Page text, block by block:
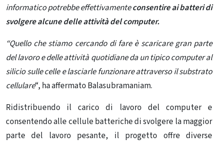
informatico potrebbe effettivamenteconsentire ai batteri di
svolgere alcune delle attività del computer.
“Quello che stiamo cercando di fare è scaricare gran parte
del lavoro e delle attività quotidiane da un tipico computer al
silicio sulle celle e lasciarle funzionare attraverso il substrato
cellulare“, ha affermato Balasubramaniam.
Ridistribuendo il carico di lavoro del computer e
consentendo alle cellule batteriche di svolgere la maggior
parte del lavoro pesante, il progetto offre diverse